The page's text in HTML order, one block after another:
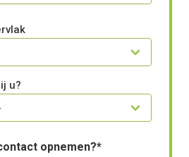
u?
opnemen?